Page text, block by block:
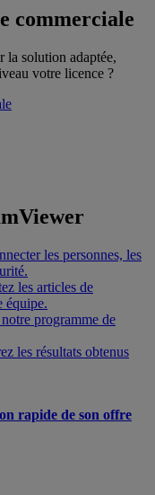
commerciale
la solution adaptée,
votre licence ?
les personnes, les
les articles de
équipe.
programme de
les résultats obtenus
rapide de son offre